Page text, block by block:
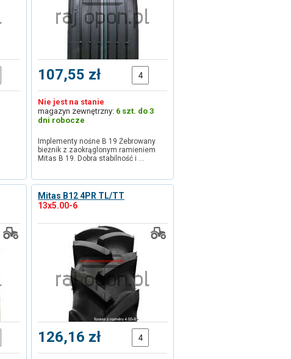
107,55 zł
Nie jest na stanie
magazyn zewnętrzny: 6 szt. do 3
dni robocze
Implementy nośne B 19 Żebrowany
bieżnik z zaokrąglonym ramieniem
Mitas B 19. Dobra stabilność i …
Mitas B12 4PR TL/TT
13x5.00-6
126,16 zł